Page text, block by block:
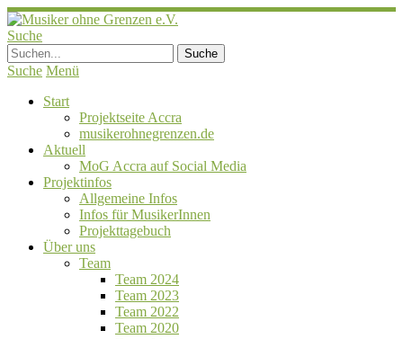
Suche
Suche Menü
Start
Projektseite Accra
musikerohnegrenzen.de
Aktuell
MoG Accra auf Social Media
Projektinfos
Allgemeine Infos
Infos für MusikerInnen
Projekttagebuch
Über uns
Team
Team 2024
Team 2023
Team 2022
Team 2020